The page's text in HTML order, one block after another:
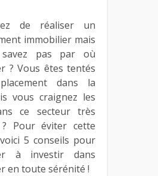
de réaliser un
immobilier mais
pas par où
? Vous êtes tentés
dans la
vous craignez les
ce secteur très
? Pour éviter cette
5 conseils pour
à investir dans
en toute sérénité !